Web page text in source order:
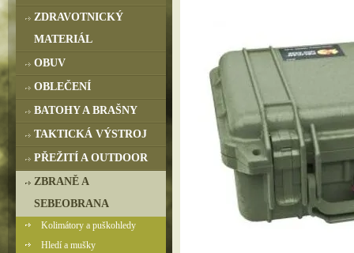
ZDRAVOTNICKÝ
MATERIÁL
OBUV
OBLEČENÍ
BATOHY A BRAŠNY
TAKTICKÁ VÝSTROJ
PŘEŽITÍ A OUTDOOR
ZBRANĚ A
SEBEOBRANA
Kolimátory a puškohledy
Hledí a mušky